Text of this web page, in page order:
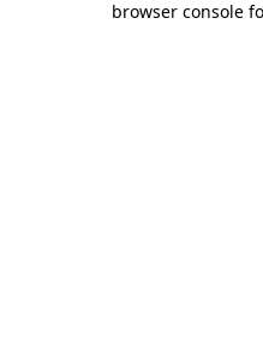
browser console